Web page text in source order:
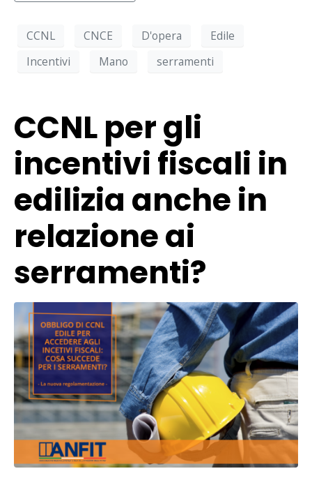
CCNL CNCE D'opera
Edile
Incentivi
Mano serramenti
CCNL per gli
incentivi fiscali in
edilizia anche in
relazione ai
serramenti?